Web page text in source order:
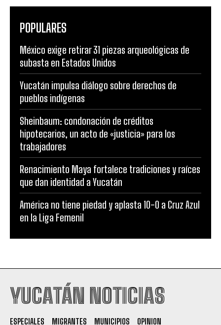
POPULARES
México exige retirar 31 piezas arqueológicas de
subasta en Estados Unidos
Yucatán impulsa diálogo sobre derechos de
pueblos indígenas
Sheinbaum: condonación de créditos
hipotecarios, un acto de «justicia» para los
trabajadores
Renacimiento Maya fortalece tradiciones y raíces
que dan identidad a Yucatán
América no tiene piedad y aplasta 10-0 a Cruz Azul
en la Liga Femenil
YUCATÁN NOTICIAS
ESPECIALES MIGRANTES MUNICIPIOS
OPINION